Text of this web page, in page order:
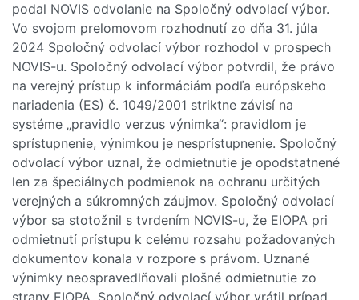
podal NOVIS odvolanie na Spoločný odvolací výbor.
Vo svojom prelomovom rozhodnutí zo dňa 31. júla
2024 Spoločný odvolací výbor rozhodol v prospech
NOVIS-u. Spoločný odvolací výbor potvrdil, že právo
na verejný prístup k informáciám podľa európskeho
nariadenia (ES) č. 1049/2001 striktne závisí na
systéme „pravidlo verzus výnimka“: pravidlom je
sprístupnenie, výnimkou je nesprístupnenie. Spoločný
odvolací výbor uznal, že odmietnutie je opodstatnené
len za špeciálnych podmienok na ochranu určitých
verejných a súkromných záujmov. Spoločný odvolací
výbor sa stotožnil s tvrdením NOVIS-u, že EIOPA pri
odmietnutí prístupu k celému rozsahu požadovaných
dokumentov konala v rozpore s právom. Uznané
výnimky neospravedlňovali plošné odmietnutie zo